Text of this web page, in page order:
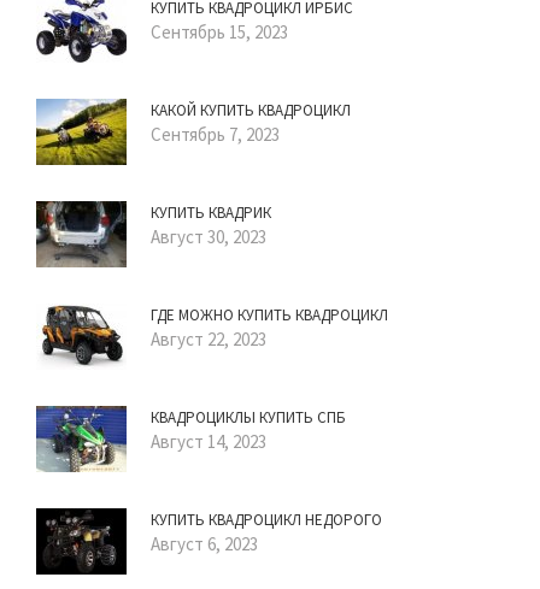
КУПИТЬ КВАДРОЦИКЛ ИРБИС
Сентябрь 15, 2023
КАКОЙ КУПИТЬ КВАДРОЦИКЛ
Сентябрь 7, 2023
КУПИТЬ КВАДРИК
Август 30, 2023
ГДЕ МОЖНО КУПИТЬ КВАДРОЦИКЛ
Август 22, 2023
КВАДРОЦИКЛЫ КУПИТЬ СПБ
Август 14, 2023
КУПИТЬ КВАДРОЦИКЛ НЕДОРОГО
Август 6, 2023